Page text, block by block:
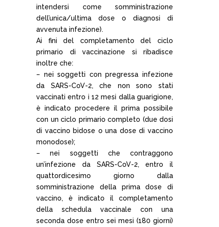
intendersi come somministrazione
dell’unica/ultima dose o diagnosi di
avvenuta infezione).
Ai fini del completamento del ciclo
primario di vaccinazione si ribadisce
inoltre che:
– nei soggetti con pregressa infezione
da SARS-CoV-2, che non sono stati
vaccinati entro i 12 mesi dalla guarigione,
è indicato procedere il prima possibile
con un ciclo primario completo (due dosi
di vaccino bidose o una dose di vaccino
monodose);
– nei soggetti che contraggono
un’infezione da SARS-CoV-2, entro il
quattordicesimo giorno dalla
somministrazione della prima dose di
vaccino, è indicato il completamento
della schedula vaccinale con una
seconda dose entro sei mesi (180 giorni)